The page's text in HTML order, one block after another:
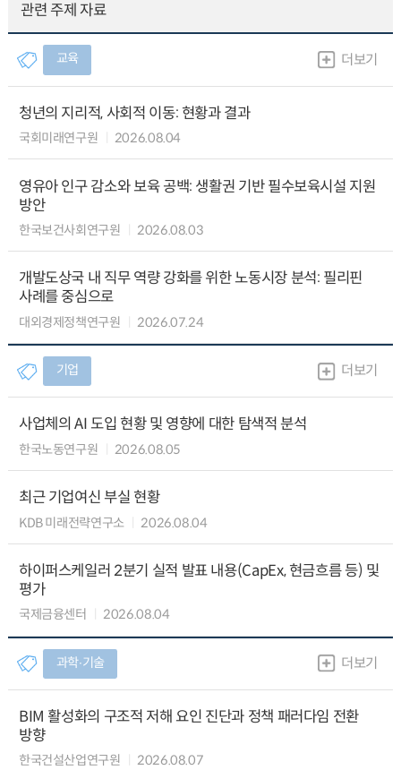
관련 주제 자료
교육 더보기
청년의 지리적, 사회적 이동: 현황과 결과
국회미래연구원 2026.08.04
영유아 인구 감소와 보육 공백: 생활권 기반 필수보육시설 지원
방안
한국보건사회연구원 2026.08.03
개발도상국 내 직무 역량 강화를 위한 노동시장 분석: 필리핀
사례를 중심으로
대외경제정책연구원 2026.07.24
기업 더보기
사업체의 AI 도입 현황 및 영향에 대한 탐색적 분석
한국노동연구원 2026.08.05
최근 기업여신 부실 현황
KDB 미래전략연구소 2026.08.04
하이퍼스케일러 2분기 실적 발표 내용(CapEx, 현금흐름 등) 및
평가
국제금융센터 2026.08.04
과학∙기술 더보기
BIM 활성화의 구조적 저해 요인 진단과 정책 패러다임 전환
방향
한국건설산업연구원 2026.08.07